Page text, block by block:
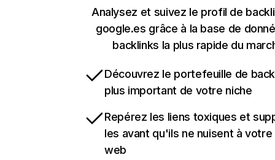
Analysez et suivez le profil de
google.es grâce à la base de
backlinks la plus rapide du
Découvrez le portefeuille de
plus important de votre niche
Repérez les liens toxiques et
les avant qu'ils ne nuisent à
web